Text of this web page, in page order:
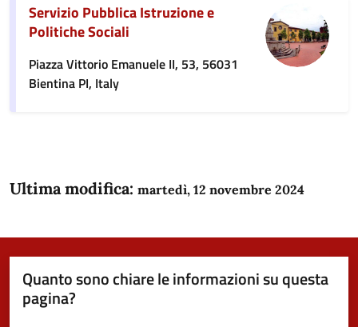
Servizio Pubblica Istruzione e
Politiche Sociali
Piazza Vittorio Emanuele II, 53, 56031
Bientina PI, Italy
Ultima modifica: martedì, 12 novembre 2024
Quanto sono chiare le informazioni su questa
pagina?